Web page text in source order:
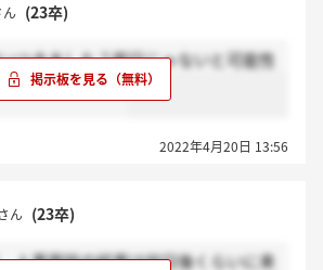
ん (23卒)
つきました？即日じゃないと可能性
。事務系です。
2022年4月20日 13:56
さん (23卒)
人事面談の結果は何日後くらいに来